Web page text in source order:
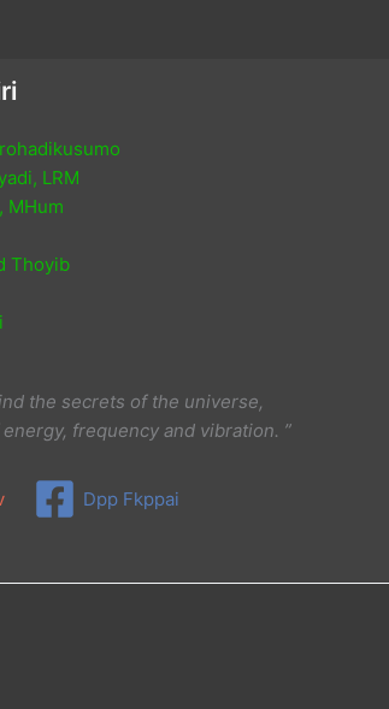
LRM
MHum
Thoyib
the secrets of the universe,
frequency and vibration. ”
Dpp Fkppai